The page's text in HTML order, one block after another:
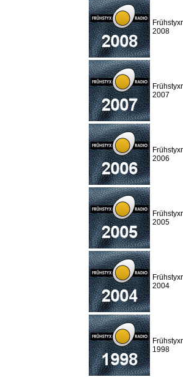
2008
2007
2006
2005
2004
1998